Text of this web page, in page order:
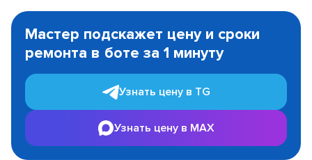
1
Мастер подскажет цену и сроки
ремонта в боте за 1 минуту
Узнать цену в TG
Узнать цену в MAX